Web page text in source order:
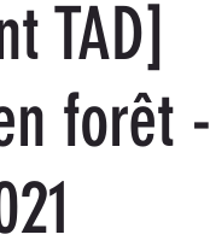
TAD]
forêt -